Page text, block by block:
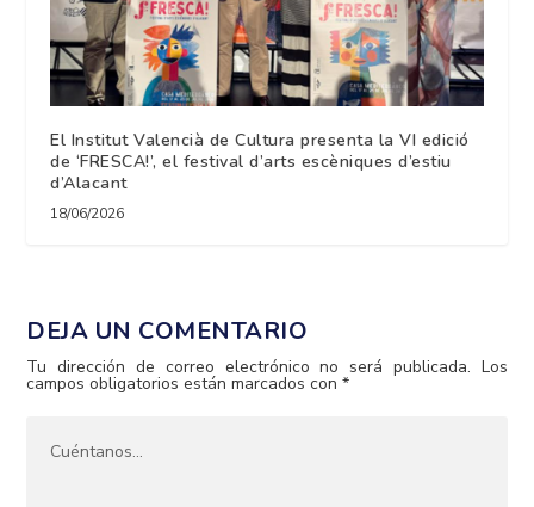
El Institut Valencià de Cultura presenta la VI edició
de ‘FRESCA!’, el festival d’arts escèniques d’estiu
d’Alacant
18/06/2026
DEJA UN COMENTARIO
Tu dirección de correo electrónico no será publicada. Los
campos obligatorios están marcados con*